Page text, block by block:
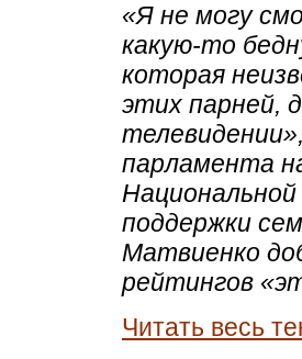
«Я не могу
какую-то
которая
этих парней,
парламента
поддержки
Матвиенко
рейтингов
Читать весь